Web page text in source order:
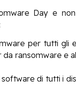
Day e
per tutti gli
ransomware e
di tutti i